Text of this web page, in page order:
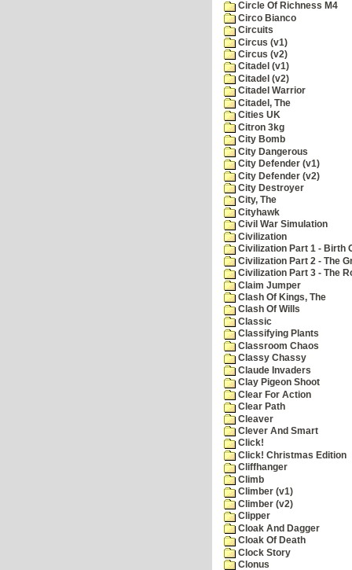
Circle Of Richness M4
Circo Bianco
Circuits
Circus (v1)
Circus (v2)
Citadel (v1)
Citadel (v2)
Citadel Warrior
Citadel, The
Cities UK
Citron 3kg
City Bomb
City Dangerous
City Defender (v1)
City Defender (v2)
City Destroyer
City, The
Cityhawk
Civil War Simulation
Civilization
Civilization Part 1 - Birth
Civilization Part 2 - The
Civilization Part 3 - The
Claim Jumper
Clash Of Kings, The
Clash Of Wills
Classic
Classifying Plants
Classroom Chaos
Classy Chassy
Claude Invaders
Clay Pigeon Shoot
Clear For Action
Clear Path
Cleaver
Clever And Smart
Click!
Click! Christmas Edition
Cliffhanger
Climb
Climber (v1)
Climber (v2)
Clipper
Cloak And Dagger
Cloak Of Death
Clock Story
Clonus